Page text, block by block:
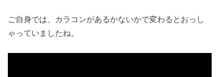
ご自身では、カラコンがあるかないかで変わるとおっし
ゃっていましたね。